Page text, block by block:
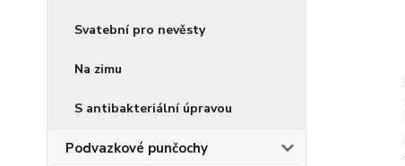
Svatební pro nevěsty
Na zimu
S antibakteriální úpravou
Podvazkové punčochy